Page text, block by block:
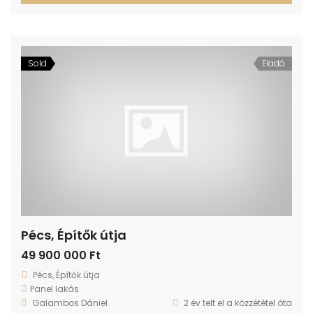
Sold Eladó
Pécs, Építők útja
49 900 000 Ft
Pécs, Építők útja
Panel lakás
Galambos Dániel
2 év telt el a közzététel óta